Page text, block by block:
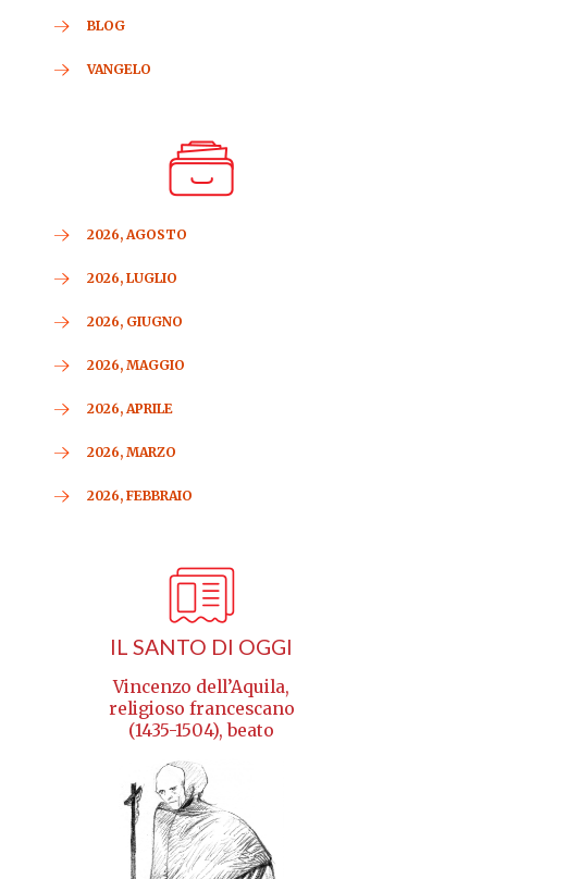
BLOG
VANGELO
2026, AGOSTO
2026, LUGLIO
2026, GIUGNO
2026, MAGGIO
2026, APRILE
2026, MARZO
2026, FEBBRAIO
IL SANTO DI OGGI
Vincenzo dell’Aquila,
religioso francescano
(1435-1504), beato